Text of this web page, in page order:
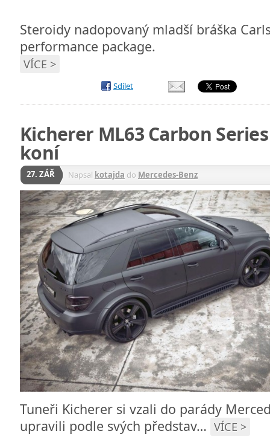
Steroidy nadopovaný mladší bráška
performance package.
VÍCE >
Sdílet
Kicherer ML63 Carbon
koní
27. ZÁŘ Napsal kotajda do Mercedes-Benz
Tuneři Kicherer si vzali do parády
upravili podle svých představ… VÍCE >